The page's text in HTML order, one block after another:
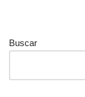
Buscar